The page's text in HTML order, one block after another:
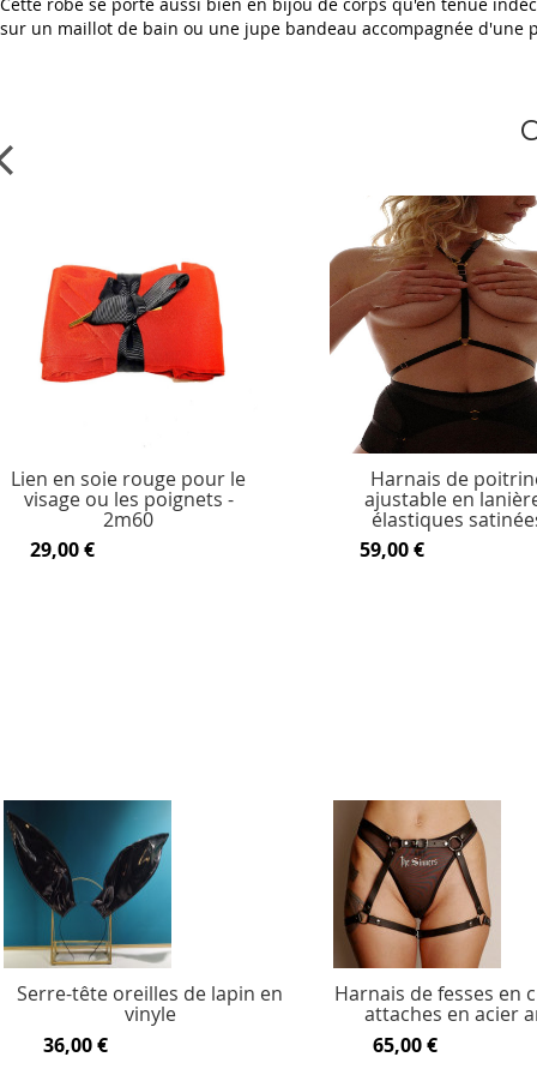
sur un maillot de bain ou une jupe bandeau accompagnée
Lien en soie rouge pour le
visage ou les poignets -
2m60
29,00 €
Harnais de
ajustable en
élastiques
59,00 €
Serre-tête oreilles de lapin en
vinyle
36,00 €
Harnais de fesses en
attaches en acier
65,00 €